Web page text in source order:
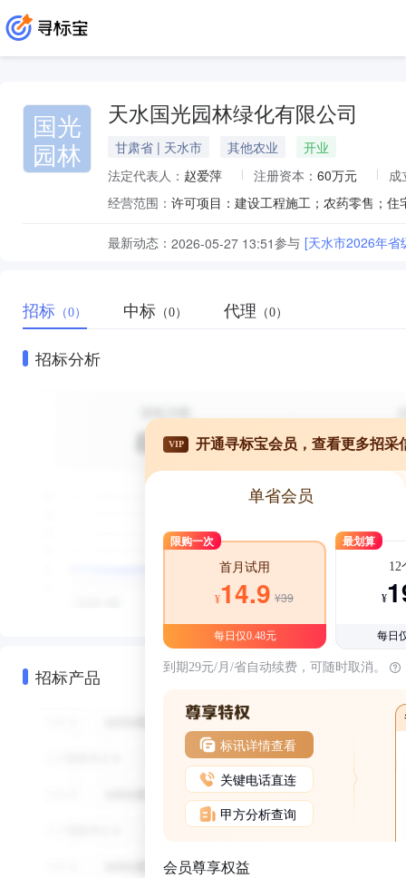
国光
园林
天水国光园林绿化有限公司
甘肃省 | 天水市 其他农业
开业
法定代表人： 赵爱萍 注册资本： 60万元
成
经营范围：
最新动态： 2026-05-27 13:51参与 [天水市2026年省
招标 （0） 中标 （0） 代理 （0）
招标分析
招标产品
VIP 开通寻标宝会员，查看更多招采
单省会员
限购一次
首月试用
¥14.9 ¥39
每日仅0.48元
最划算
12
¥
每日
到期29元/月/省自动续费，可随时取消。
标讯详情查看
关键电话直连
甲方分析查询
会员尊享权益